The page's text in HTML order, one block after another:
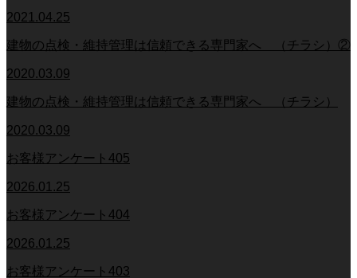
2021.04.25
建物の点検・維持管理は信頼できる専門家へ （チラシ）②
2020.03.09
建物の点検・維持管理は信頼できる専門家へ （チラシ）
2020.03.09
お客様アンケート405
2026.01.25
お客様アンケート404
2026.01.25
お客様アンケート403